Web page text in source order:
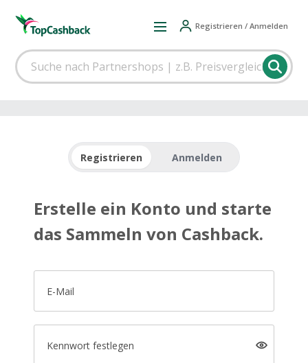
Registrieren / Anmelden
Registrieren Anmelden
Erstelle ein Konto und starte
das Sammeln von Cashback.
E-Mail
Kennwort festlegen